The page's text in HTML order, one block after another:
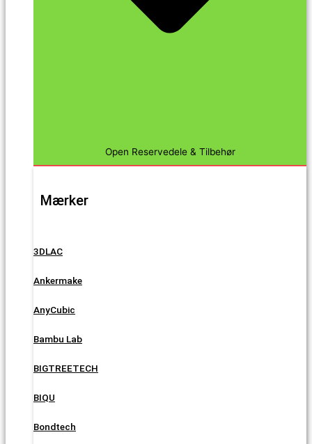
Open Reservedele & Tilbehør
Mærker
3DLAC
Ankermake
AnyCubic
Bambu Lab
BIGTREETECH
BIQU
Bondtech